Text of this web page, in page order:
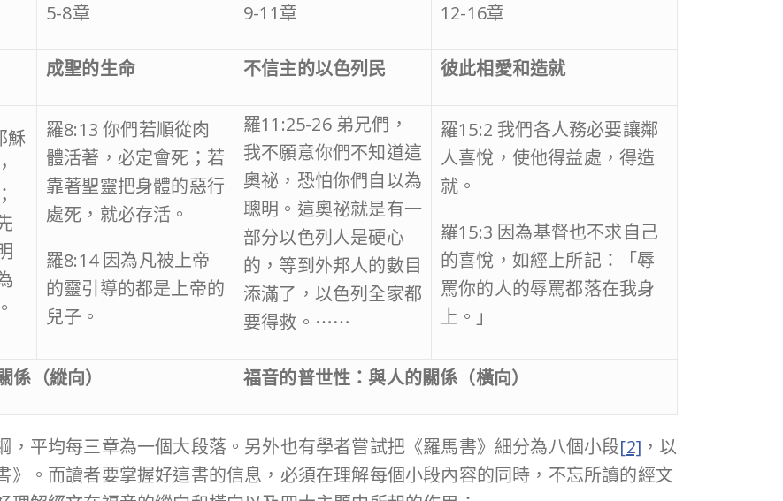
5-8章 9-11章 12-16章
成聖的生命 不信主的以色列民 彼此相愛和造就
穌
羅8:13 你們若順從肉
體活著，必定會死；若
靠著聖靈把身體的惡行
處死，就必存活。
羅8:14 因為凡被上帝
的靈引導的都是上帝的
兒子。
羅11:25-26 弟兄們，
我不願意你們不知道這
奧祕，恐怕你們自以為
聰明。這奧祕就是有一
部分以色列人是硬心
的，等到外邦人的數目
添滿了，以色列全家都
要得救。⋯⋯
羅15:2 我們各人務必要讓鄰
人喜悅，使他得益處，得造
就。
羅15:3 因為基督也不求自己
的喜悅，如經上所記：「辱
罵你的人的辱罵都落在我身
上。」
（縱向） 福音的普世性：與人的關係（橫向）
，平均每三章為一個大段落。另外也有學者嘗試把《羅馬書》細分為八個小段[2] ，以
》。而讀者要掌握好這書的信息，必須在理解每個小段內容的同時，不忘所讀的經文